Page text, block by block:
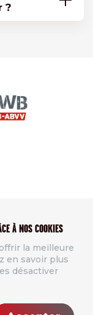
?
Beez
À NOS COOKIES
la meilleure
en savoir plus
désactiver